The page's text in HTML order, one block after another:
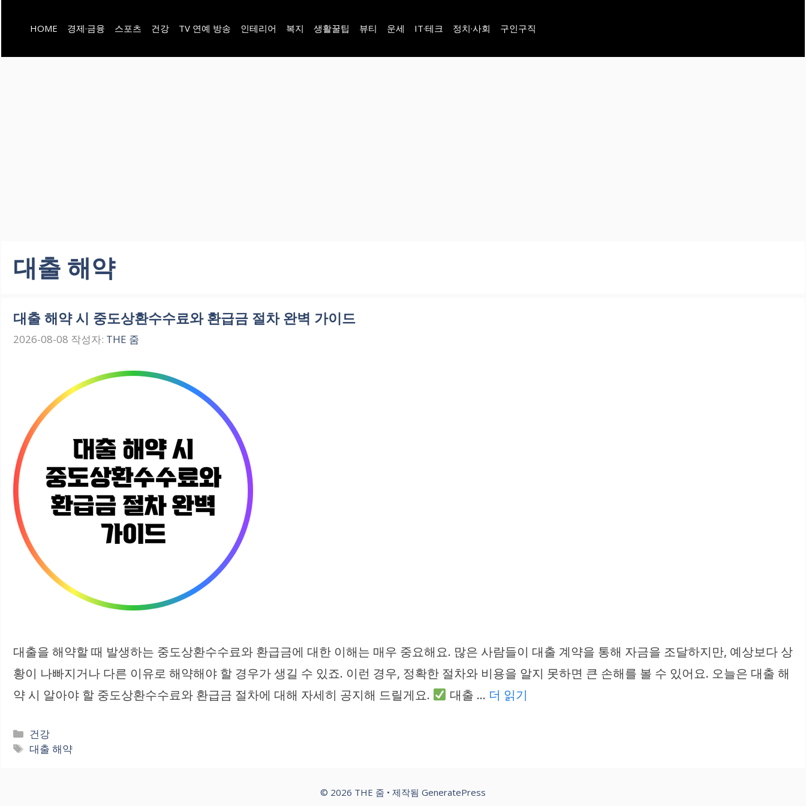
츠
HOME 경제·금융 스포츠 건강 TV 연예 방송 인테리어 복지 생활꿀팁 뷰티 운세 IT·테크 정치·사회 구인구직
대출 해약
대출 해약 시 중도상환수수료와 환급금 절차 완벽 가이드
2026-08-08 작성자: THE 줌
대출을 해약할 때 발생하는 중도상환수수료와 환급금에 대한 이해는 매우 중요해요. 많은 사람들이 대출 계약을 통해 자금을 조달하지만, 예상보다 상
황이 나빠지거나 다른 이유로 해약해야 할 경우가 생길 수 있죠. 이런 경우, 정확한 절차와 비용을 알지 못하면 큰 손해를 볼 수 있어요. 오늘은 대출 해
약 시 알아야 할 중도상환수수료와 환급금 절차에 대해 자세히 공지해 드릴게요.
대출 … 더 읽기
카
테
건강
태
대출 해약
© 2026 THE 줌 • 제작됨 GeneratePress